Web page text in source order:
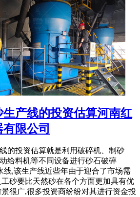
生产线的投资估算河南红
限公司
的投资估算就是利用破碎机、制砂
给料机等不同设备进行砂石破碎
线,该生产线近些年由于迎合了市场需
砂要比天然砂在各个方面更加具有优
很广,很多投资商纷纷对其进行资金投